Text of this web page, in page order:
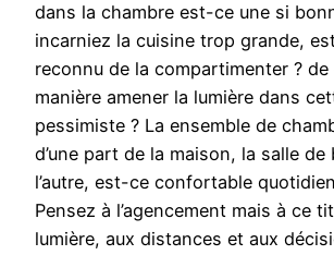
dans la chambre est-ce une si
incarniez la cuisine trop grande,
reconnu de la compartimenter ? de
manière amener la lumière dans
pessimiste ? La ensemble de
d’une part de la maison, la salle de
l’autre, est-ce confortable
Pensez à l’agencement mais à ce
lumière, aux distances et aux